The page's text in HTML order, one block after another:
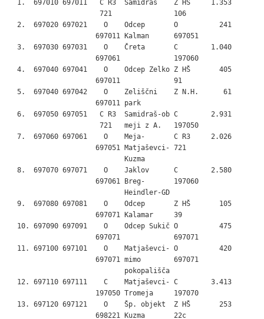
  1.  697010 697011   C R3  Samidraš    Z HŠ     1.353
                      721               106
  2.  697020 697021    O    Odcep       O          241
                     697011 Kalman      697051
  3.  697030 697031    O    Čreta       C        1.040
                     697061             197060
  4.  697040 697041    O    Odcep Zelko Z HŠ       405
                     697011             91
  5.  697040 697042    O    Zeliščni    Z N.H.      61
                     697011 park
  6.  697050 697051   C R3  Samidraš-ob C        2.931
                      721   meji z A.   197050
  7.  697060 697061    O    Meja-       C R3     2.026
                     697051 Matjaševci- 721
                            Kuzma
  8.  697070 697071    O    Jaklov      C        2.580
                     697061 Breg-       197060
                            Heindler-GD
  9.  697080 697081    O    Odcep       Z HŠ       105
                     697071 Kalamar     39
  10. 697090 697091    O    Odcep Sukič O          475
                     697071             697071
  11. 697100 697101    O    Matjaševci- O          420
                     697071 mimo        697071
                            pokopališča
  12. 697110 697111    C    Matjaševci- C        3.413
                     197050 Tromeja     197070
  13. 697120 697121    O    Šp. objekt  Z HŠ       253
                     698221 Kuzma       22c